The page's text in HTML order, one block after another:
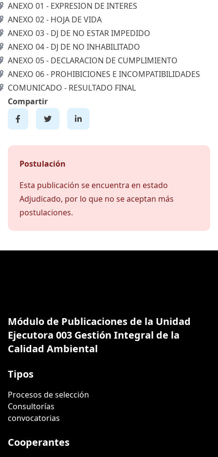
ANEXO 01 - EXPRESION DE INTERES
ANEXO 02 - HOJA DE VIDA
ANEXO 03 - DJ DE NO ESTAR IMPEDIDO
ANEXO 04 - DJ DE NO INHABILITADO
ANEXO 05 - DECLARACION DE CUMPLIMIENTO
ANEXO 06 - PROHIBICIONES E INCOMPATIBILIDADES
COMUNICADO - RESULTADO FINAL
Compartir
Postulación
Esta publicación se encuentra en estado
Adjudicado, por lo que no se aceptan más
postulaciones.
Módulo de Publicaciones de la Unidad
Ejecutora 003 Gestión Integral de la
Calidad Ambiental
Tipos
Procesos de selección
Consultorías
convocatorias
Cooperantes